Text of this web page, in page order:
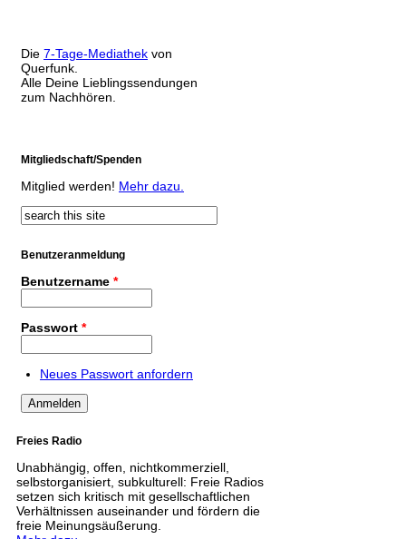
Die 7-Tage-Mediathek von
Querfunk.
Alle Deine Lieblingssendungen
zum Nachhören.
Mitgliedschaft/Spenden
Mitglied werden! Mehr dazu.
Suchformular
Suche
Benutzeranmeldung
Benutzername *
Passwort *
Neues Passwort anfordern
Freies Radio
Unabhängig, offen, nichtkommerziell,
selbstorganisiert, subkulturell: Freie Radios
setzen sich kritisch mit gesellschaftlichen
Verhältnissen auseinander und fördern die
freie Meinungsäußerung.